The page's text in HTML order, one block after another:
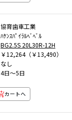
協育歯車工業
ﾊｹﾝｽﾊﾟｲﾗﾙﾍﾞﾍﾞﾙ
BG2.5S 20L30R-12H
￥12,264（￥13,490）
なし
4日～5日
カートへ